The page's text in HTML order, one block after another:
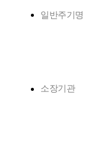
일반주기명
소장기관